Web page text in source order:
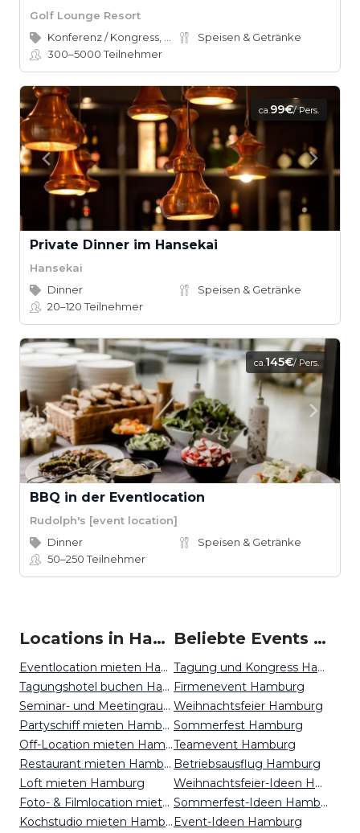
Golf Lounge Resort
Speisen & Getränke
300–5000Teilnehmer
ca.99€/ Pers.
Private Dinner im Hansekai
Hansekai
Dinner
Speisen & Getränke
20–120Teilnehmer
ca.145€/ Pers.
BBQ in der Eventlocation
Rudolph's [event location]
Dinner
Speisen & Getränke
50–250Teilnehmer
Locations in Hamburg mieten
Eventlocation mieten Hamburg
Tagungshotel buchen Hamburg
Seminar- und Meetingraum mieten Hamburg
Partyschiff mieten Hamburg
Off-Location mieten Hamburg
Restaurant mieten Hamburg
Loft mieten Hamburg
Foto- & Filmlocation mieten Hamburg
Kochstudio mieten Hamburg
Beliebte Events in Hamburg
Tagung und Kongress Hamburg
Firmenevent Hamburg
Weihnachtsfeier Hamburg
Sommerfest Hamburg
Teamevent Hamburg
Betriebsausflug Hamburg
Weihnachtsfeier-Ideen Hamburg
Sommerfest-Ideen Hamburg
Event-Ideen Hamburg